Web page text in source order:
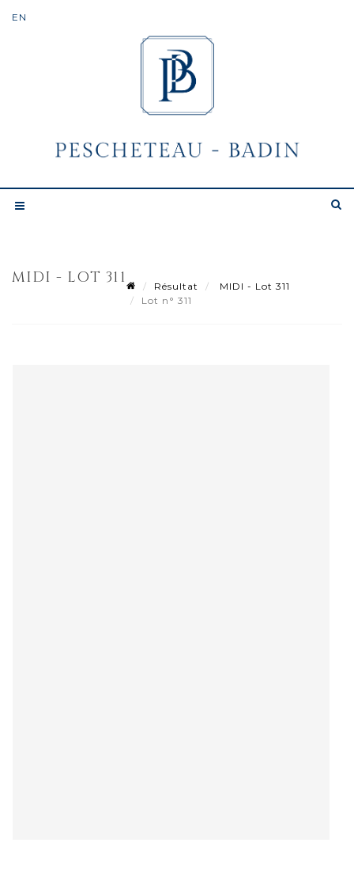
MIDI - LOT 311 Résultat
MIDI - Lot 311
Lot n° 311